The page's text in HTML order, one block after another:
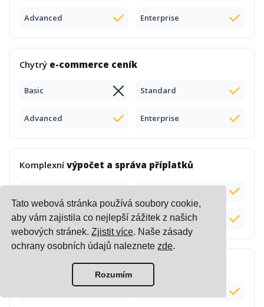
Tato webová stránka používá soubory cookie,
aby vám zajistila co nejlepší zážitek z našich
webových stránek.Zjistit více. Naše zásady
ochrany osobních údajů naleznete zde.
Rozumím
Advanced Enterprise
Chytrý e-commerce ceník
Basic Standard
Advanced Enterprise
Komplexnívýpočet a správa příplatků
Advanced Enterprise
dodací lhůty